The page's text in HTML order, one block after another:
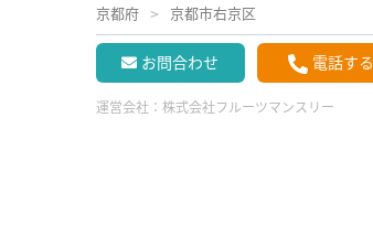
京都府 京都市右京区
お問合わせ 電話する
運営会社： 株式会社フルーツマンスリー